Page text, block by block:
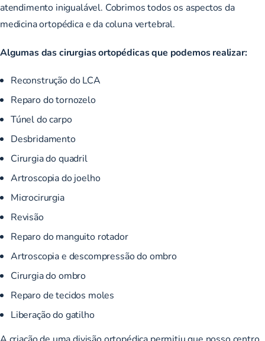
atendimento inigualável. Cobrimos todos os aspectos da
medicina ortopédica e da coluna vertebral.
Algumas das cirurgias ortopédicas que podemos realizar:
Reconstrução do LCA
Reparo do tornozelo
Túnel do carpo
Desbridamento
Cirurgia do quadril
Artroscopia do joelho
Microcirurgia
Revisão
Reparo do manguito rotador
Artroscopia e descompressão do ombro
Cirurgia do ombro
Reparo de tecidos moles
Liberação do gatilho
A criação de uma divisão ortopédica permitiu que nosso centro